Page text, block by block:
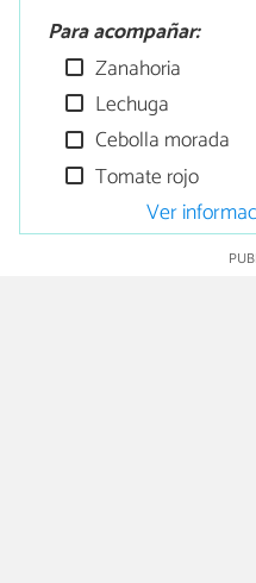
Para acompañar:
Zanahoria
Lechuga
Cebolla morada
Tomate rojo
Ver